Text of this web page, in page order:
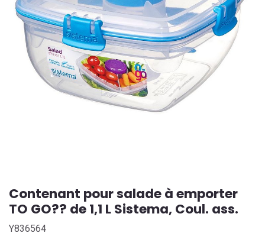
Contenant pour salade à emporter
TO GO?? de 1,1 L Sistema, Coul. ass.
Y836564